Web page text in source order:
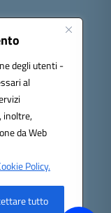
degli utenti -
al
inoltre,
da Web
Policy.
tutto